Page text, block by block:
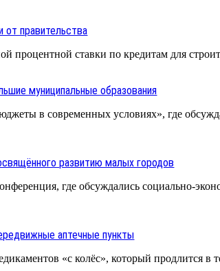
от правительства
процентной ставки по кредитам для
муниципальные образования
в современных условиях», где
развитию малых городов
где обсуждались социально-
аптечные пункты
«с колёс», который продлится в